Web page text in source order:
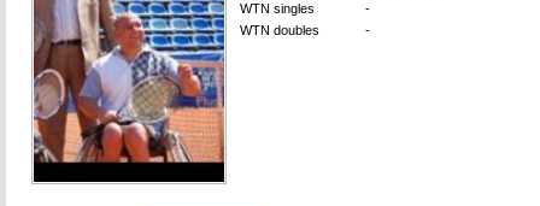
WTN singles
-
WTN doubles
-